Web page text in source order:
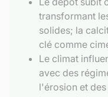
transformant
solides; la
clé comme
Le climat
avec des
l'érosion et